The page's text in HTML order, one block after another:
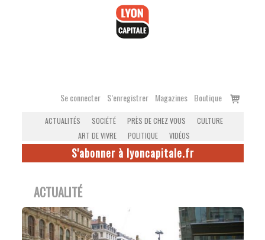
Se connecter S’enregistrer Magazines Boutique
Voir
ACTUALITÉS SOCIÉTÉ PRÈS DE CHEZ VOUS
CULTURE
ART DE VIVRE
POLITIQUE VIDÉOS
S'abonner à lyoncapitale.fr
ACTUALITÉ